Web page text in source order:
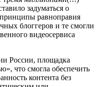
задуматься о
равноправия
блоггеров и те смогли
видеосервиса
России, площадка
что смогла обеспечить
контента без